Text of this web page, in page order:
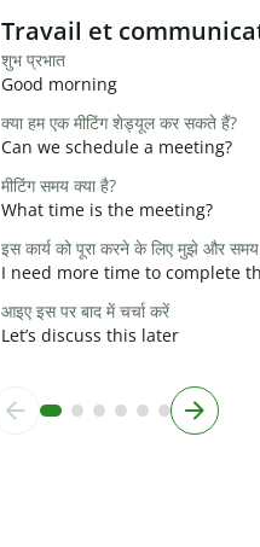
Slide 1 of 6
Travail et
शुभ प्रभात
Good morning
क्या हम एक मीटिंग शेड्यूल कर सकते हैं?
Can we schedule a meeting?
मीटिंग समय क्या है?
What time is the meeting?
इस कार्य को पूरा करने के लिए मुझे और समय
I need more time to complete
आइए इस पर बाद में चर्चा करें
Let’s discuss this later